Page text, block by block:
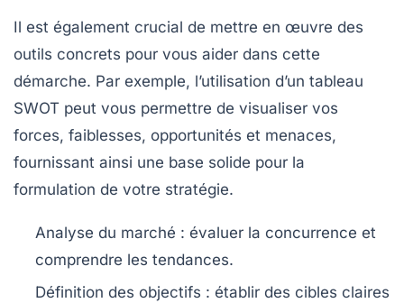
Il est également crucial de mettre en œuvre des
outils concrets pour vous aider dans cette
démarche. Par exemple, l’utilisation d’un tableau
SWOT peut vous permettre de visualiser vos
forces, faiblesses, opportunités et menaces,
fournissant ainsi une base solide pour la
formulation de votre stratégie.
Analyse du marché : évaluer la concurrence et
comprendre les tendances.
Définition des objectifs : établir des cibles claires